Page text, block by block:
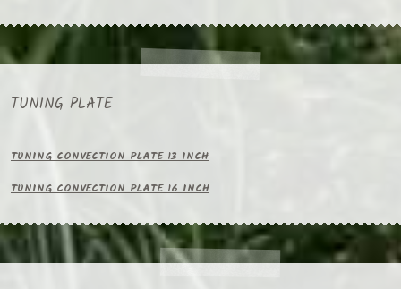
TUNING PLATE
TUNING CONVECTION PLATE 13 INCH
TUNING CONVECTION PLATE 16 INCH